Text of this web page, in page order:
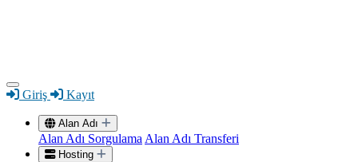
Giriş Kayıt
Alan Adı
Alan Adı Sorgulama Alan Adı Transferi
Hosting